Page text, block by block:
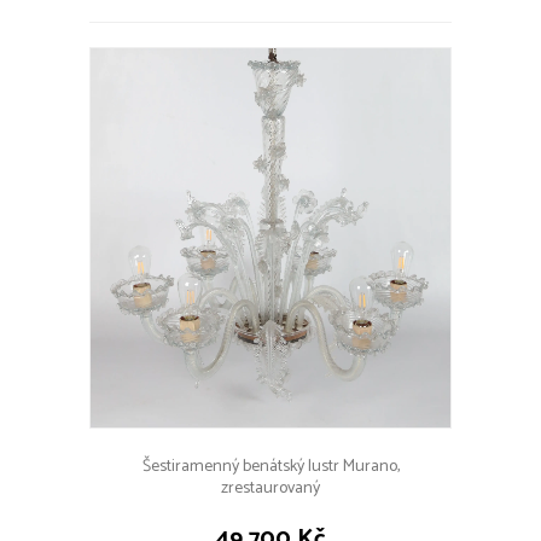
Šestiramenný benátský lustr Murano,
zrestaurovaný